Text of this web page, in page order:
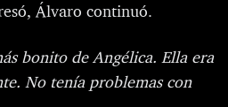
Álvaro continuó.
bonito de Angélica. Ella era
No tenía problemas con